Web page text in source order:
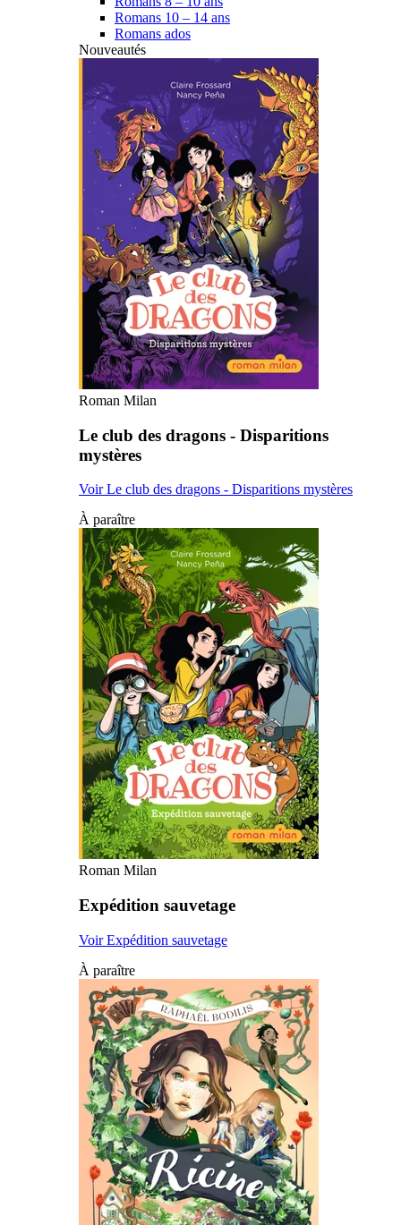
Romans 10 – 14 ans
Romans ados
Nouveautés
Roman Milan
Le club des dragons - Disparitions
mystères
Voir Le club des dragons - Disparitions mystères
À paraître
Roman Milan
Expédition sauvetage
Voir Expédition sauvetage
À paraître